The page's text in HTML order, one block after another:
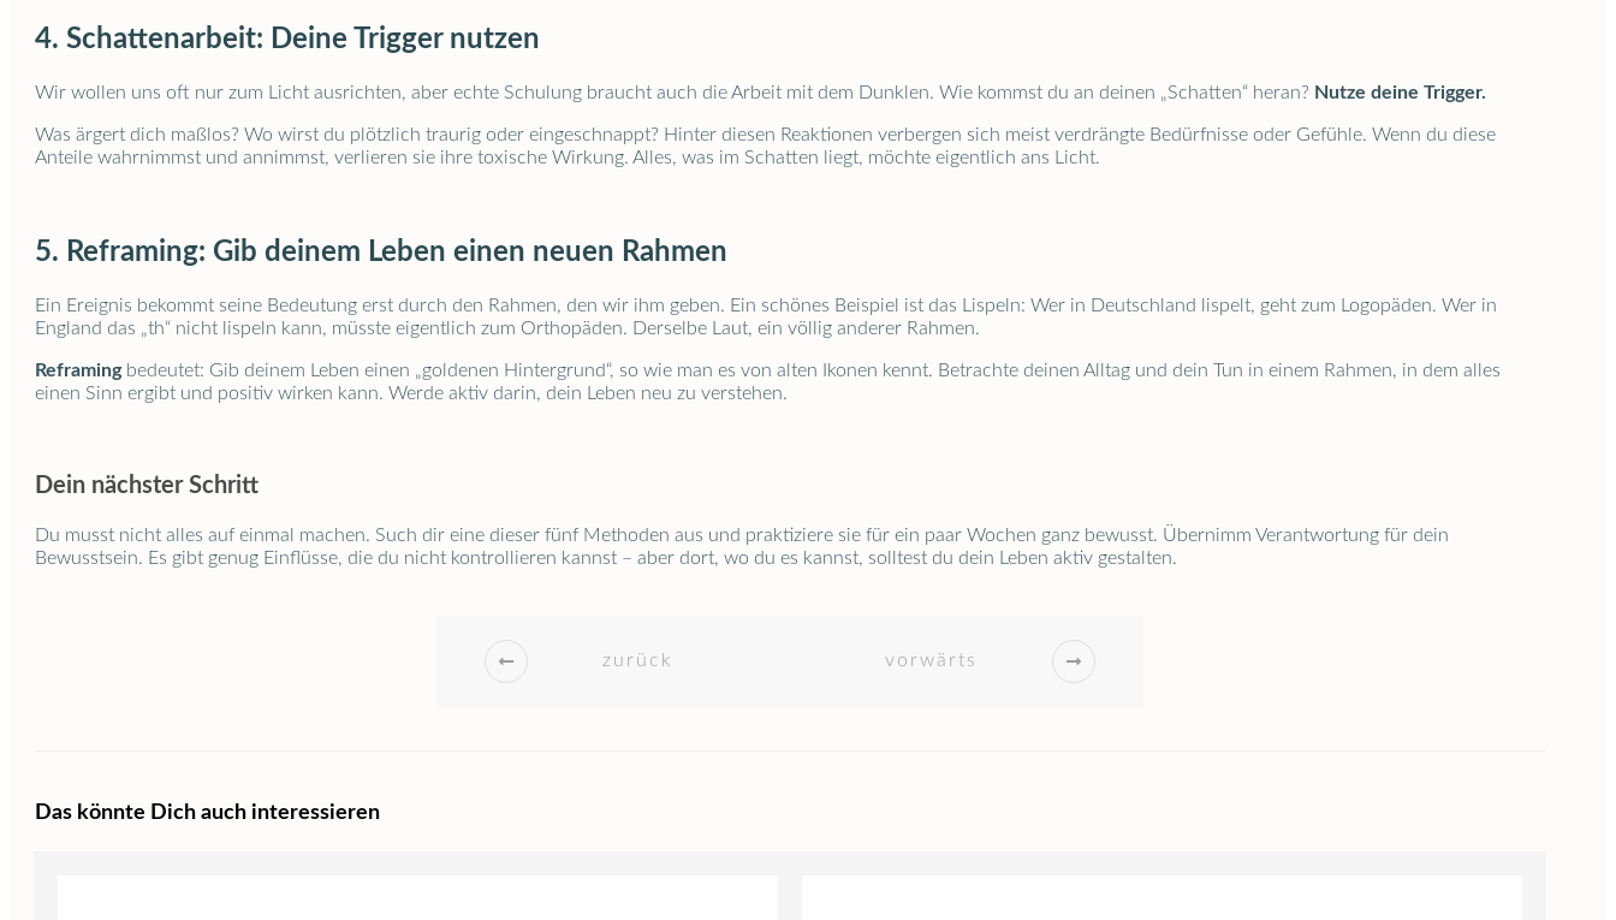
4. Schattenarbeit: Deine Trigger nutzen
Wir wollen uns oft nur zum Licht ausrichten, aber echte Schulung braucht auch die Arbeit mit dem Dunklen. Wie kommst du an deinen „Schatten“ heran? Nutze deine Trigger.
Was ärgert dich maßlos? Wo wirst du plötzlich traurig oder eingeschnappt? Hinter diesen Reaktionen verbergen sich meist verdrängte Bedürfnisse oder Gefühle. Wenn du diese
Anteile wahrnimmst und annimmst, verlieren sie ihre toxische Wirkung. Alles, was im Schatten liegt, möchte eigentlich ans Licht.
5. Reframing: Gib deinem Leben einen neuen Rahmen
Ein Ereignis bekommt seine Bedeutung erst durch den Rahmen, den wir ihm geben. Ein schönes Beispiel ist das Lispeln: Wer in Deutschland lispelt, geht zum Logopäden. Wer in
England das „th“ nicht lispeln kann, müsste eigentlich zum Orthopäden. Derselbe Laut, ein völlig anderer Rahmen.
Reframingbedeutet: Gib deinem Leben einen „goldenen Hintergrund“, so wie man es von alten Ikonen kennt. Betrachte deinen Alltag und dein Tun in einem Rahmen, in dem alles
einen Sinn ergibt und positiv wirken kann. Werde aktiv darin, dein Leben neu zu verstehen.
Dein nächster Schritt
Du musst nicht alles auf einmal machen. Such dir eine dieser fünf Methoden aus und praktiziere sie für ein paar Wochen ganz bewusst. Übernimm Verantwortung für dein
Bewusstsein. Es gibt genug Einflüsse, die du nicht kontrollieren kannst – aber dort, wo du es kannst, solltest du dein Leben aktiv gestalten.
zurück vorwärts
Das könnte Dich auch interessieren